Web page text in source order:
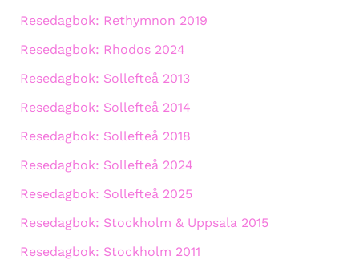
Resedagbok: Rethymnon 2019
Resedagbok: Rhodos 2024
Resedagbok: Sollefteå 2013
Resedagbok: Sollefteå 2014
Resedagbok: Sollefteå 2018
Resedagbok: Sollefteå 2024
Resedagbok: Sollefteå 2025
Resedagbok: Stockholm & Uppsala 2015
Resedagbok: Stockholm 2011